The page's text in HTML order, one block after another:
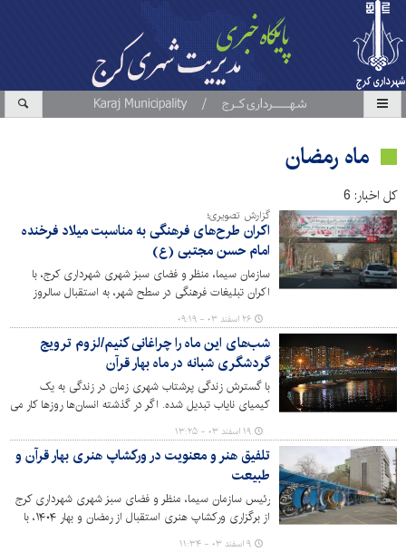
ماه رمضان
کل اخبار: 6
گزارش تصویری؛
اکران طرح‌های فرهنگی به مناسبت میلاد فرخنده
امام حسن مجتبی (ع)
سازمان سیما، منظر و فضای سبز شهری شهرداری کرج، با
اکران تبلیغات فرهنگی در سطح شهر، به استقبال سالروز
ولادت امام حسن مجتبی (ع) و فرهنگ‌سازی با محوریت ماه
مبارک رمضان رفت.
۲۶ اسفند ۰۳ - ۰۹:۱۹
شب‌های این ماه را چراغانی کنیم/لزوم ترویج
گردشگری شبانه در ماه بهار قرآن
با گسترش زندگی پرشتاب شهری زمان در زندگی به یک
کیمیای نایاب تبدیل شده. اگر در گذشته انسان‌ها روزها کار می
کردند و شب‌ها به استراحت می‌پرداختند، در زندگی مدرن
امروزی مرز مشخصی بین ساعت‌های شبانه‌روز برای کار،
استراحت و تفریح وجود ندارد؛ حال آنکه تمامی لحظات ۲۴
ساعت شبانه‌روز برای کسب نعمت بزرگ زندگی و زنده بودن،
فراهم است.
۱۹ اسفند ۰۳ - ۱۳:۲۵
تلفیق هنر و معنویت در ورکشاپ هنری بهار قرآن و
طبیعت
رئیس سازمان سیما، منظر و فضای سبز شهری شهرداری کرج
از برگزاری ورکشاپ هنری استقبال از رمضان و بهار ۱۴۰۴، با
حضور ۳۰ هنرمند خبر داد.۹ اسفند ۰۳ - ۱۱:۳۴